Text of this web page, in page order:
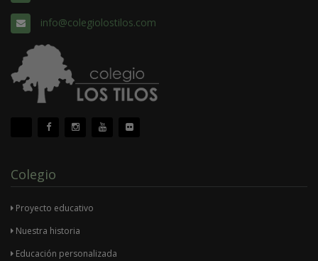
info@colegiolostilos.com
Colegio
Proyecto educativo
Nuestra historia
Educación personalizada